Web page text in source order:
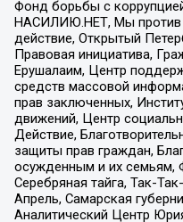
Фонд борьбы с
НАСИЛИЮ.НЕТ, Мы против
действие, Открытый
Правовая инициатива,
Ерушалаим, Центр
средств массовой
прав заключенных,
движений, Центр
Действие,
защиты прав граждан,
осужденным и их семьям,
Серебряная тайга, Так-
Апрель, Самарская
Аналитический Центр